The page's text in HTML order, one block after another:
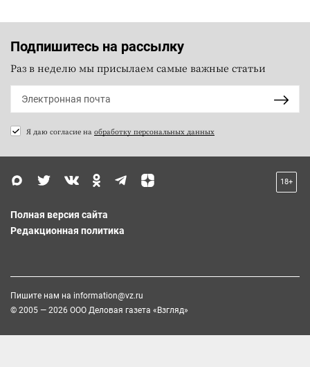
Подпишитесь на рассылку
Раз в неделю мы присылаем самые важные статьи
Я даю согласие на обработку персональных данных
18+
Полная версия сайта
Редакционная политика
Пишите нам на information@vz.ru
© 2005 — 2026 ООО Деловая газета «Взгляд»